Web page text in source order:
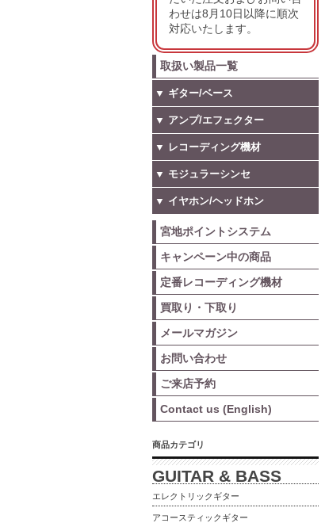
わせは8月10日以降に順次
対応いたします。
取扱い製品一覧
▼ ギター/ベース
▼ アンプ/エフェクター
▼ レコーディング機材
▼ モジュラーシンセ
▼ イヤホン/ヘッドホン
宮地ポイントシステム
キャンペーン中の商品
定番レコーディング機材
買取り・下取り
メールマガジン
お問い合わせ
ご来店予約
Contact us (English)
商品カテゴリ
GUITAR & BASS
エレクトリックギター
アコースティックギター